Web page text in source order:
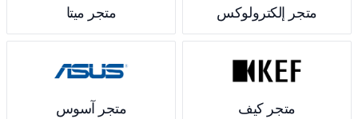
متجر إلكترولوكس متجر ميتا
متجر كيف متجر آسوس